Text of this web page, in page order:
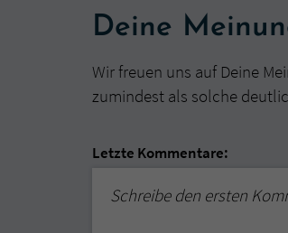
Deine
Wir freuen uns auf Deine
zumindest als solche
Letzte Kommentare:
Schreibe den ersten